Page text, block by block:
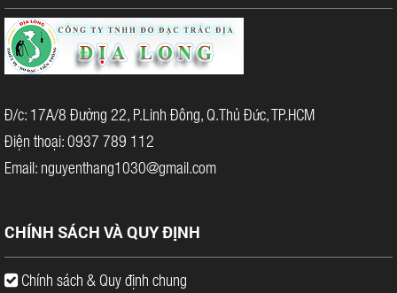
Đ/c: 17A/8 Đường 22, P.Linh Đông, Q.Thủ Đức, TP.HCM
Điện thoại: 0937 789 112
Email: nguyenthang1030@gmail.com
CHÍNH SÁCH VÀ QUY ĐỊNH
Chính sách & Quy định chung